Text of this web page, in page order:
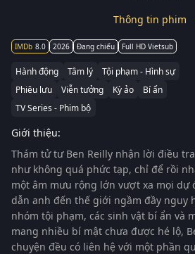
Thông tin phim
8.0 2026 Đang chiếu Full HD Vietsub
Hành động Tâm lý
Tội phạm - Hình sự
Phiêu lưu
Viễn tưởng Kỳ ảo
Bí ẩn
TV Series - Phim bộ
Giới thiệu:
Thám tử tư Ben Reilly nhận lời điều
như không quá phức tạp, chỉ để rồi
một âm mưu rộng lớn vượt xa mọi dự
dẫn anh đến thế giới ngầm đầy nguy
nhóm tội phạm, các sinh vật bí ẩn và
mang nhiều bí mật chưa được hé lộ,
chuyện đều có liên hệ với một phần